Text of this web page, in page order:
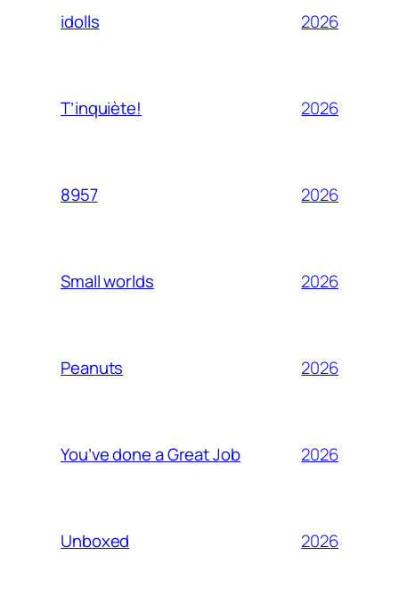
idolls 2026
T’inquiète! 2026
8957 2026
Small worlds 2026
Peanuts 2026
You’ve done a Great Job 2026
Unboxed 2026